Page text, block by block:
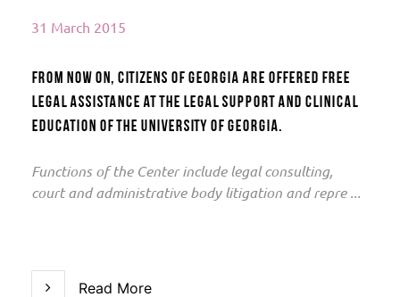
31 March 2015
From now on, citizens of Georgia are offered free
legal assistance at the Legal Support and Clinical
Education of the University of Georgia.
Functions of the Center include legal consulting,
court and administrative body litigation and repre ...
Read More